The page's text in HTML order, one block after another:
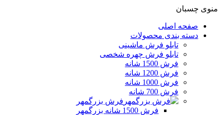
منوی چسبان
صفحه اصلی
دسته بندی محصولات
تابلو فرش ماشینی
تابلو فرش چهره شخصی
فرش 1500 شانه
فرش 1200 شانه
فرش 1000 شانه
فرش 700 شانه
فرش بزرگمهر
فرش 1500 شانه بزرگمهر